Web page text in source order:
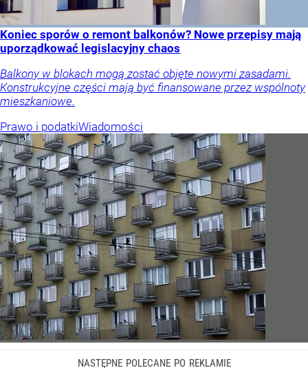
Koniec sporów o remont balkonów? Nowe przepisy mają
uporządkować legislacyjny chaos
Balkony w blokach mogą zostać objęte nowymi zasadami.
Konstrukcyjne części mają być finansowane przez wspólnoty
mieszkaniowe.
Prawo i podatkiWiadomości